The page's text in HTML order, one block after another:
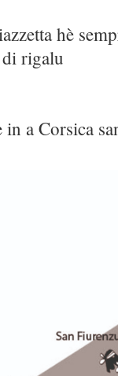
hè
rigalu
a Corsica